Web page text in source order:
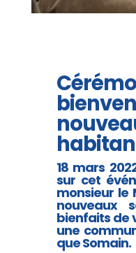
18 mars
sur cet
monsieur le
nouveaux
bienfaits de
une
que Somain.